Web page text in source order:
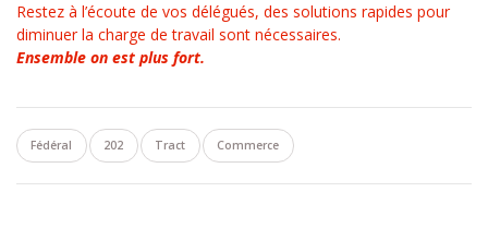
Restez à l’écoute de vos délégués, des solutions rapides pour
diminuer la charge de travail sont nécessaires.
Ensemble on est plus fort.
Fédéral 202 Tract Commerce